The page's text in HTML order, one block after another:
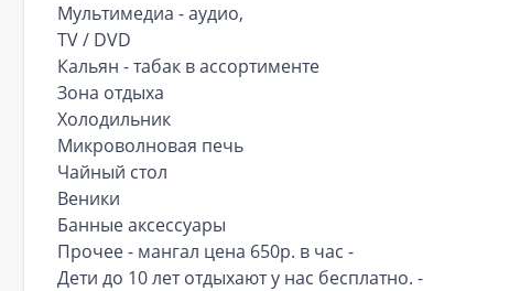
Мультимедиа - аудио,
TV / DVD
Кальян - табак в ассортименте
Зона отдыха
Холодильник
Микроволновая печь
Чайный стол
Веники
Банные аксессуары
Прочее - мангал цена 650р. в час -
Дети до 10 лет отдыхают у нас бесплатно. -